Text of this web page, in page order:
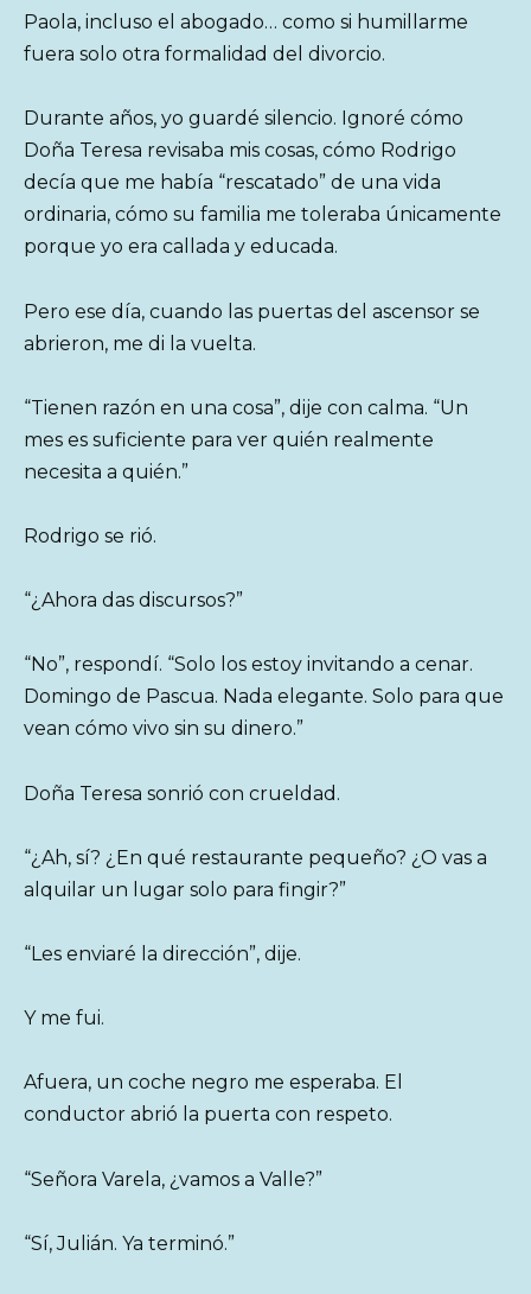
Paola, incluso el abogado… como si humillarme
fuera solo otra formalidad del divorcio.
Durante años, yo guardé silencio. Ignoré cómo
Doña Teresa revisaba mis cosas, cómo Rodrigo
decía que me había “rescatado” de una vida
ordinaria, cómo su familia me toleraba únicamente
porque yo era callada y educada.
Pero ese día, cuando las puertas del ascensor se
abrieron, me di la vuelta.
“Tienen razón en una cosa”, dije con calma. “Un
mes es suficiente para ver quién realmente
necesita a quién.”
Rodrigo se rió.
“¿Ahora das discursos?”
“No”, respondí. “Solo los estoy invitando a cenar.
Domingo de Pascua. Nada elegante. Solo para que
vean cómo vivo sin su dinero.”
Doña Teresa sonrió con crueldad.
“¿Ah, sí? ¿En qué restaurante pequeño? ¿O vas a
alquilar un lugar solo para fingir?”
“Les enviaré la dirección”, dije.
Y me fui.
Afuera, un coche negro me esperaba. El
conductor abrió la puerta con respeto.
“Señora Varela, ¿vamos a Valle?”
“Sí, Julián. Ya terminó.”